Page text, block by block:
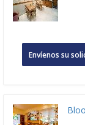
Envíenos su